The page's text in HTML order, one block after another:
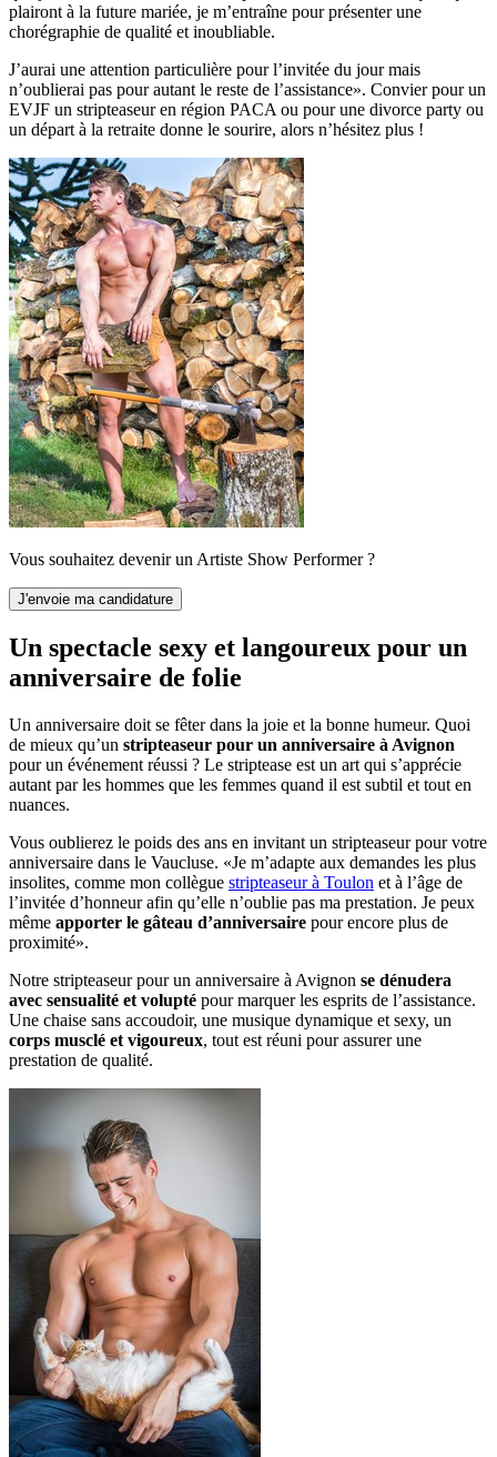
plairont à la future mariée, je m’entraîne pour présenter une
chorégraphie de qualité et inoubliable.
J’aurai une attention particulière pour l’invitée du jour mais
n’oublierai pas pour autant le reste de l’assistance». Convier pour un
EVJF un stripteaseur en région PACA ou pour une divorce party ou
un départ à la retraite donne le sourire, alors n’hésitez plus !
Vous souhaitez devenir un Artiste Show Performer ?
Un spectacle sexy et langoureux pour un
anniversaire de folie
Un anniversaire doit se fêter dans la joie et la bonne humeur. Quoi
de mieux qu’un stripteaseur pour un anniversaire à Avignon
pour un événement réussi ? Le striptease est un art qui s’apprécie
autant par les hommes que les femmes quand il est subtil et tout en
nuances.
Vous oublierez le poids des ans en invitant un stripteaseur pour votre
anniversaire dans le Vaucluse. «Je m’adapte aux demandes les plus
insolites, comme mon collègue stripteaseur à Toulon et à l’âge de
l’invitée d’honneur afin qu’elle n’oublie pas ma prestation. Je peux
même apporter le gâteau d’anniversaire pour encore plus de
proximité».
Notre stripteaseur pour un anniversaire à Avignon se dénudera
avec sensualité et volupté pour marquer les esprits de l’assistance.
Une chaise sans accoudoir, une musique dynamique et sexy, un
corps musclé et vigoureux, tout est réuni pour assurer une
prestation de qualité.